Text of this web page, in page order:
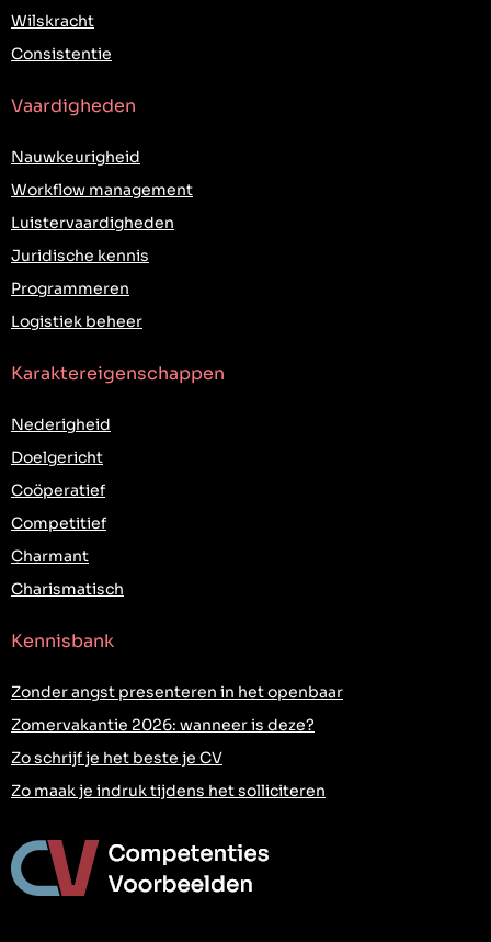
Wilskracht
Consistentie
Vaardigheden
Nauwkeurigheid
Workflow management
Luistervaardigheden
Juridische kennis
Programmeren
Logistiek beheer
Karaktereigenschappen
Nederigheid
Doelgericht
Coöperatief
Competitief
Charmant
Charismatisch
Kennisbank
Zonder angst presenteren in het openbaar
Zomervakantie 2026: wanneer is deze?
Zo schrijf je het beste je CV
Zo maak je indruk tijdens het solliciteren